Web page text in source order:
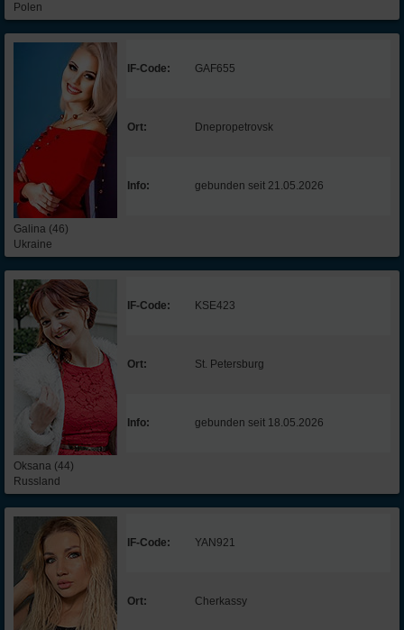
Polen
Galina (46)
Ukraine
IF-Code: GAF655
Ort: Dnepropetrovsk
Info: gebunden seit 21.05.2026
Oksana (44)
Russland
IF-Code: KSE423
Ort: St. Petersburg
Info: gebunden seit 18.05.2026
IF-Code: YAN921
Ort: Cherkassy